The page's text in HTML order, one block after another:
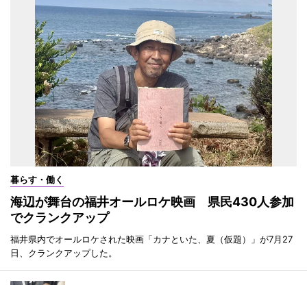
暮らす・働く
海辺が舞台の福井オールロケ映画 県民430人参加
でクランクアップ
福井県内でオールロケされた映画「カナといた、夏（仮題）」が7月27
日、クランクアップした。